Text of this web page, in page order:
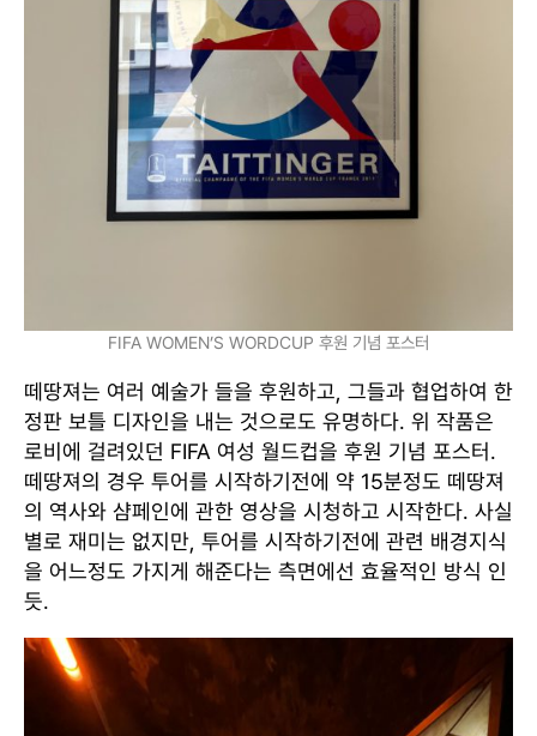
FIFA WOMEN’S WORDCUP 후원 기념 포스터
떼땅져는 여러 예술가 들을 후원하고, 그들과 협업하여 한
정판 보틀 디자인을 내는 것으로도 유명하다. 위 작품은
로비에 걸려있던 FIFA 여성 월드컵을 후원 기념 포스터.
떼땅져의 경우 투어를 시작하기전에 약 15분정도 떼땅져
의 역사와 샴페인에 관한 영상을 시청하고 시작한다. 사실
별로 재미는 없지만, 투어를 시작하기전에 관련 배경지식
을 어느정도 가지게 해준다는 측면에선 효율적인 방식 인
듯.